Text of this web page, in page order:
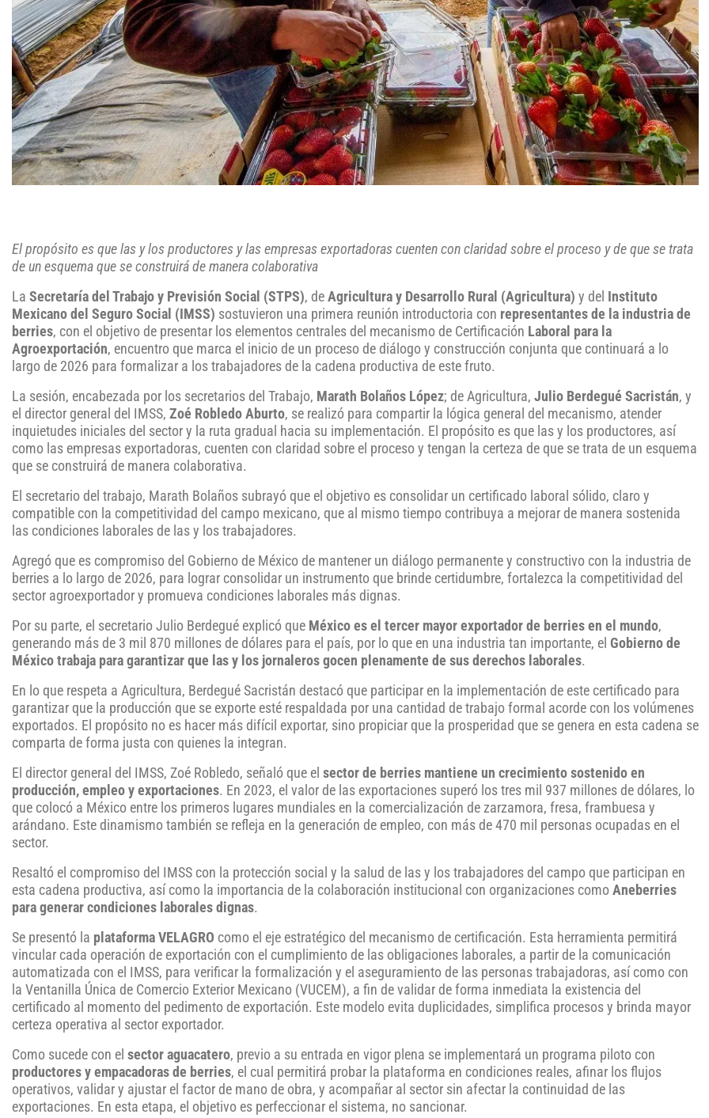
El propósito es que las y los productores y las empresas exportadoras cuenten con claridad sobre el proceso y de que se trata
de un esquema que se construirá de manera colaborativa
La Secretaría del Trabajo y Previsión Social (STPS), de Agricultura y Desarrollo Rural (Agricultura) y del Instituto
Mexicano del Seguro Social (IMSS) sostuvieron una primera reunión introductoria con representantes de la industria de
berries, con el objetivo de presentar los elementos centrales del mecanismo de Certificación Laboral para la
Agroexportación, encuentro que marca el inicio de un proceso de diálogo y construcción conjunta que continuará a lo
largo de 2026 para formalizar a los trabajadores de la cadena productiva de este fruto.
La sesión, encabezada por los secretarios del Trabajo, Marath Bolaños López; de Agricultura, Julio Berdegué Sacristán, y
el director general del IMSS, Zoé Robledo Aburto, se realizó para compartir la lógica general del mecanismo, atender
inquietudes iniciales del sector y la ruta gradual hacia su implementación. El propósito es que las y los productores, así
como las empresas exportadoras, cuenten con claridad sobre el proceso y tengan la certeza de que se trata de un esquema
que se construirá de manera colaborativa.
El secretario del trabajo, Marath Bolaños subrayó que el objetivo es consolidar un certificado laboral sólido, claro y
compatible con la competitividad del campo mexicano, que al mismo tiempo contribuya a mejorar de manera sostenida
las condiciones laborales de las y los trabajadores.
Agregó que es compromiso del Gobierno de México de mantener un diálogo permanente y constructivo con la industria de
berries a lo largo de 2026, para lograr consolidar un instrumento que brinde certidumbre, fortalezca la competitividad del
sector agroexportador y promueva condiciones laborales más dignas.
Por su parte, el secretario Julio Berdegué explicó que México es el tercer mayor exportador de berries en el mundo,
generando más de 3 mil 870 millones de dólares para el país, por lo que en una industria tan importante, el Gobierno de
México trabaja para garantizar que las y los jornaleros gocen plenamente de sus derechos laborales.
En lo que respeta a Agricultura, Berdegué Sacristán destacó que participar en la implementación de este certificado para
garantizar que la producción que se exporte esté respaldada por una cantidad de trabajo formal acorde con los volúmenes
exportados. El propósito no es hacer más difícil exportar, sino propiciar que la prosperidad que se genera en esta cadena se
comparta de forma justa con quienes la integran.
El director general del IMSS, Zoé Robledo, señaló que el sector de berries mantiene un crecimiento sostenido en
producción, empleo y exportaciones. En 2023, el valor de las exportaciones superó los tres mil 937 millones de dólares, lo
que colocó a México entre los primeros lugares mundiales en la comercialización de zarzamora, fresa, frambuesa y
arándano. Este dinamismo también se refleja en la generación de empleo, con más de 470 mil personas ocupadas en el
sector.
Resaltó el compromiso del IMSS con la protección social y la salud de las y los trabajadores del campo que participan en
esta cadena productiva, así como la importancia de la colaboración institucional con organizaciones como Aneberries
para generar condiciones laborales dignas.
Se presentó la plataforma VELAGRO como el eje estratégico del mecanismo de certificación. Esta herramienta permitirá
vincular cada operación de exportación con el cumplimiento de las obligaciones laborales, a partir de la comunicación
automatizada con el IMSS, para verificar la formalización y el aseguramiento de las personas trabajadoras, así como con
la Ventanilla Única de Comercio Exterior Mexicano (VUCEM), a fin de validar de forma inmediata la existencia del
certificado al momento del pedimento de exportación. Este modelo evita duplicidades, simplifica procesos y brinda mayor
certeza operativa al sector exportador.
Como sucede con el sector aguacatero, previo a su entrada en vigor plena se implementará un programa piloto con
productores y empacadoras de berries, el cual permitirá probar la plataforma en condiciones reales, afinar los flujos
operativos, validar y ajustar el factor de mano de obra, y acompañar al sector sin afectar la continuidad de las
exportaciones. En esta etapa, el objetivo es perfeccionar el sistema, no sancionar.